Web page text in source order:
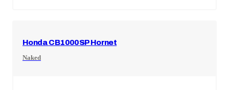
HondaCB1000SP Hornet
Naked